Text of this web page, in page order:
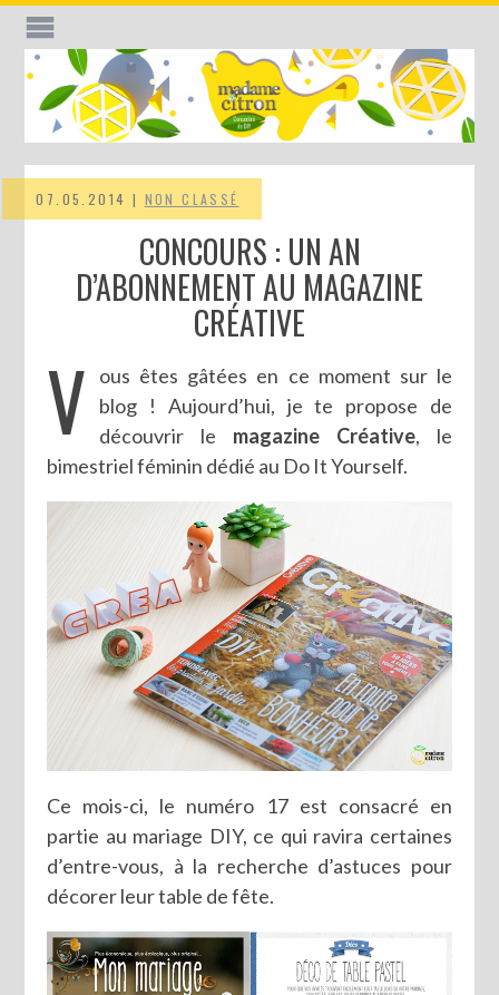
07.05.2014 | NON CLASSÉ
CONCOURS : UN AN
D’ABONNEMENT AU MAGAZINE
CRÉATIVE
V
ous êtes gâtées en ce moment sur le
blog ! Aujourd’hui, je te propose de
découvrir le magazine Créative, le
bimestriel féminin dédié au Do It Yourself.
Ce mois-ci, le numéro 17 est consacré en
partie au mariage DIY, ce qui ravira certaines
d’entre-vous, à la recherche d’astuces pour
décorer leur table de fête.